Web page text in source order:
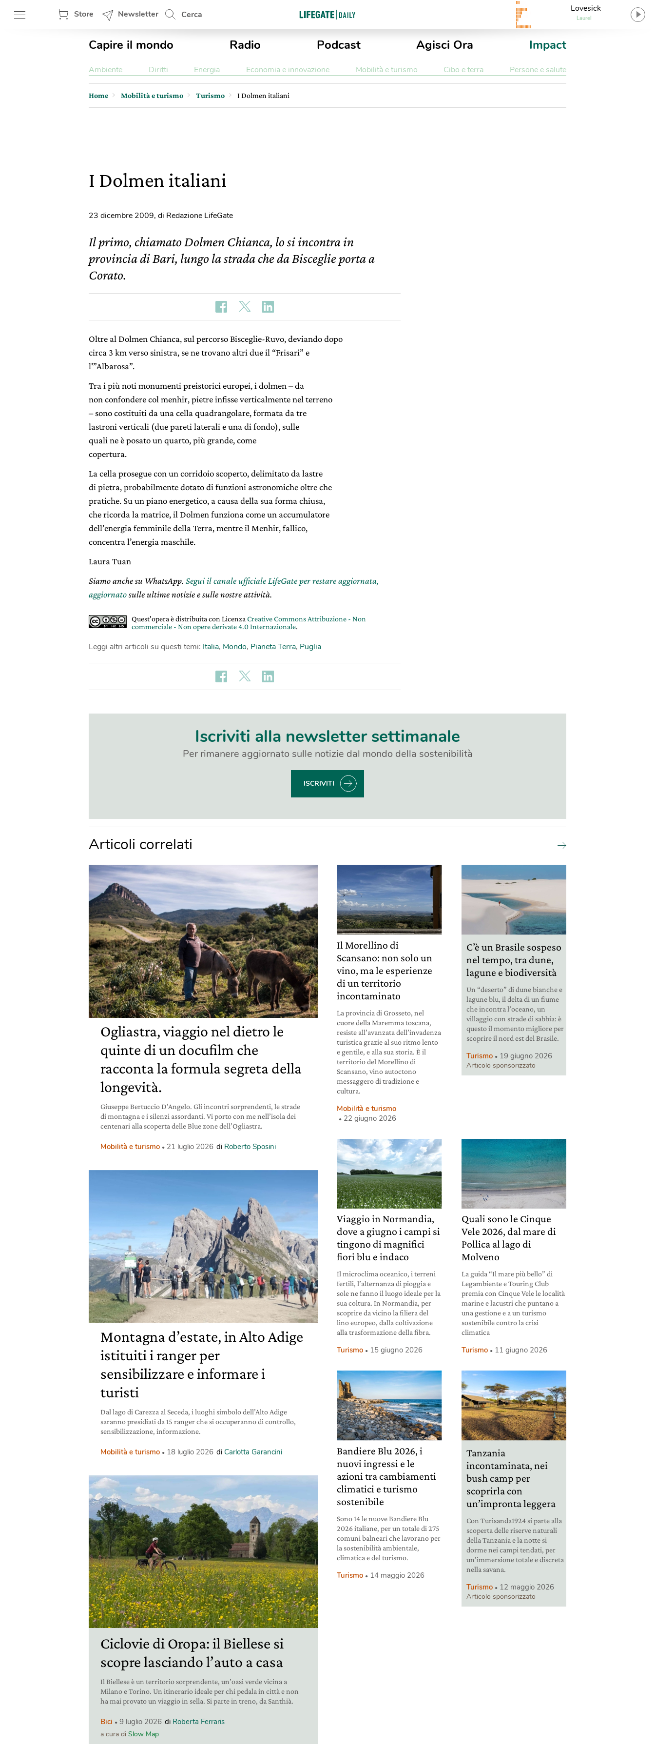
Store Newsletter Cerca
Lovesick
Laurel
Capire il mondo Radio Podcast Agisci Ora Impact
Ambiente Diritti Energia Economia e innovazione Mobilità e turismo Cibo e terra Persone e salute
Home Mobilità e turismo Turismo I Dolmen italiani
I Dolmen italiani
23 dicembre 2009, di Redazione LifeGate
Il primo, chiamato Dolmen Chianca, lo si incontra in
provincia di Bari, lungo la strada che da Bisceglie porta a
Corato.
Oltre al Dolmen Chianca, sul percorso Bisceglie-Ruvo, deviando dopo
circa 3 km verso sinistra, se ne trovano altri due il “Frisari” e
l'”Albarosa”.
Tra i più noti monumenti preistorici europei, i dolmen – da
non confondere col menhir, pietre infisse verticalmente nel terreno
– sono costituiti da una cella quadrangolare, formata da tre
lastroni verticali (due pareti laterali e una di fondo), sulle
quali ne è posato un quarto, più grande, come
copertura.
La cella prosegue con un corridoio scoperto, delimitato da lastre
di pietra, probabilmente dotato di funzioni astronomiche oltre che
pratiche. Su un piano energetico, a causa della sua forma chiusa,
che ricorda la matrice, il Dolmen funziona come un accumulatore
dell’energia femminile della Terra, mentre il Menhir, fallico,
concentra l’energia maschile.
Laura Tuan
Siamo anche su WhatsApp. Segui il canale ufficiale LifeGate per restare aggiornata,
aggiornatosulle ultime notizie e sulle nostre attività.
Quest'opera è distribuita con Licenza Creative Commons Attribuzione - Non
commerciale - Non opere derivate 4.0 Internazionale.
Leggi altri articoli su questi temi: Italia, Mondo, Pianeta Terra, Puglia
Iscriviti alla newsletter settimanale
Per rimanere aggiornato sulle notizie dal mondo della sostenibilità
ISCRIVITI
Articoli correlati
Ogliastra, viaggio nel dietro le
quinte di un docufilm che
racconta la formula segreta della
longevità.
Giuseppe Bertuccio D’Angelo. Gli incontri sorprendenti, le strade
di montagna e i silenzi assordanti. Vi porto con me nell’isola dei
centenari alla scoperta delle Blue zone dell’Ogliastra.
Mobilità e turismo 21 luglio 2026 di Roberto Sposini
Montagna d’estate, in Alto Adige
istituiti i ranger per
sensibilizzare e informare i
turisti
Dal lago di Carezza al Seceda, i luoghi simbolo dell’Alto Adige
saranno presidiati da 15 ranger che si occuperanno di controllo,
sensibilizzazione, informazione.
Mobilità e turismo 18 luglio 2026 di Carlotta Garancini
Ciclovie di Oropa: il Biellese si
scopre lasciando l’auto a casa
Il Biellese è un territorio sorprendente, un’oasi verde vicina a
Milano e Torino. Un itinerario ideale per chi pedala in città e non
ha mai provato un viaggio in sella. Si parte in treno, da Santhià.
Bici 9 luglio 2026 di Roberta Ferraris
a cura di Slow Map
Il Morellino di
Scansano: non solo un
vino, ma le esperienze
di un territorio
incontaminato
La provincia di Grosseto, nel
cuore della Maremma toscana,
resiste all’avanzata dell’invadenza
turistica grazie al suo ritmo lento
e gentile, e alla sua storia. È il
territorio del Morellino di
Scansano, vino autoctono
messaggero di tradizione e
cultura.
Mobilità e turismo
22 giugno 2026
C’è un Brasile sospeso
nel tempo, tra dune,
lagune e biodiversità
Un “deserto” di dune bianche e
lagune blu, il delta di un fiume
che incontra l’oceano, un
villaggio con strade di sabbia: è
questo il momento migliore per
scoprire il nord est del Brasile.
Turismo 19 giugno 2026
Articolo sponsorizzato
Viaggio in Normandia,
dove a giugno i campi si
tingono di magnifici
fiori blu e indaco
Il microclima oceanico, i terreni
fertili, l’alternanza di pioggia e
sole ne fanno il luogo ideale per la
sua coltura. In Normandia, per
scoprire da vicino la filiera del
lino europeo, dalla coltivazione
alla trasformazione della fibra.
Turismo 15 giugno 2026
Quali sono le Cinque
Vele 2026, dal mare di
Pollica al lago di
Molveno
La guida “Il mare più bello” di
Legambiente e Touring Club
premia con Cinque Vele le località
marine e lacustri che puntano a
una gestione e a un turismo
sostenibile contro la crisi
climatica
Turismo 11 giugno 2026
Bandiere Blu 2026, i
nuovi ingressi e le
azioni tra cambiamenti
climatici e turismo
sostenibile
Sono 14 le nuove Bandiere Blu
2026 italiane, per un totale di 275
comuni balneari che lavorano per
la sostenibilità ambientale,
climatica e del turismo.
Turismo 14 maggio 2026
Tanzania
incontaminata, nei
bush camp per
scoprirla con
un’impronta leggera
Con Turisanda1924 si parte alla
scoperta delle riserve naturali
della Tanzania e la notte si
dorme nei campi tendati, per
un’immersione totale e discreta
nella savana.
Turismo 12 maggio 2026
Articolo sponsorizzato